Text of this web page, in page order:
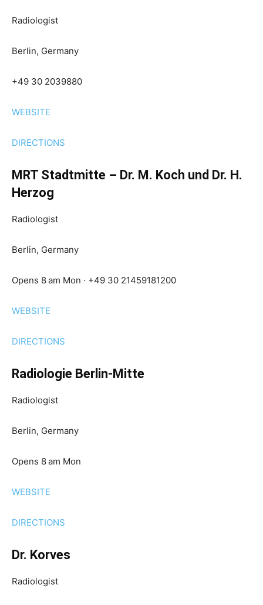
Radiologist
Berlin, Germany
+49 30 2039880
WEBSITE
DIRECTIONS
MRT Stadtmitte – Dr. M. Koch und Dr. H.
Herzog
Radiologist
Berlin, Germany
Opens 8 am Mon · +49 30 21459181200
WEBSITE
DIRECTIONS
Radiologie Berlin-Mitte
Radiologist
Berlin, Germany
Opens 8 am Mon
WEBSITE
DIRECTIONS
Dr. Korves
Radiologist